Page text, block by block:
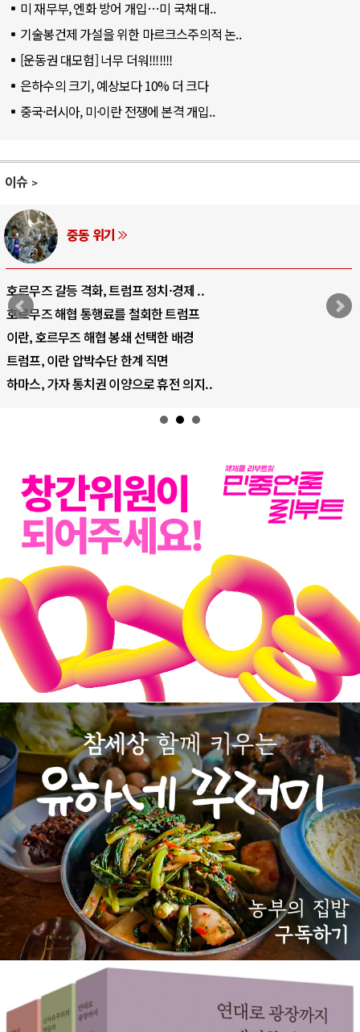
미 재무부, 엔화 방어 개입…미 국채 대..
기술봉건제 가설을 위한 마르크스주의적 논..
[운동권 대모험] 너무 더워!!!!!!!
은하수의 크기, 예상보다 10% 더 크다
중국·러시아, 미·이란 전쟁에 본격 개입..
이슈
중동 위기
호르무즈 갈등 격화, 트럼프 정치·경제 ..
호르무즈 해협 통행료를 철회한 트럼프
이란, 호르무즈 해협 봉쇄 선택한 배경
트럼프, 이란 압박수단 한계 직면
하마스, 가자 통치권 이양으로 휴전 의지..